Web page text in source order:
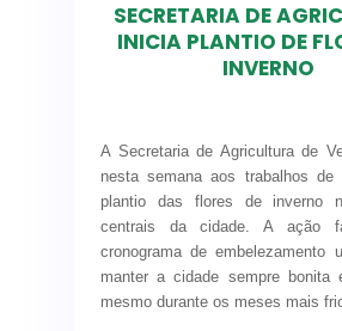
da juventude sobre os temas
Durante os encontros, foram
para as conferências estaduais
foram
eleitos os delegados e
representarão Verê nas
processo de construção de
Com ampla adesão e
conferências demonstraram o
SECRETARIA DE
INICIA PLANTIO DE
INVERNO
áreas
A Secretaria de Agricultura de
nesta semana aos trabalhos de
plantio das flores de inverno
centrais da cidade. A ação
cronograma de embelezamento
manter a cidade sempre bonita
mesmo durante os meses mais